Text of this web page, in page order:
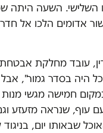
השלישי. השעה
עובד מחלקת
חמישה מגשי
עוף, שנראה מזעזע
שבאותו יום,